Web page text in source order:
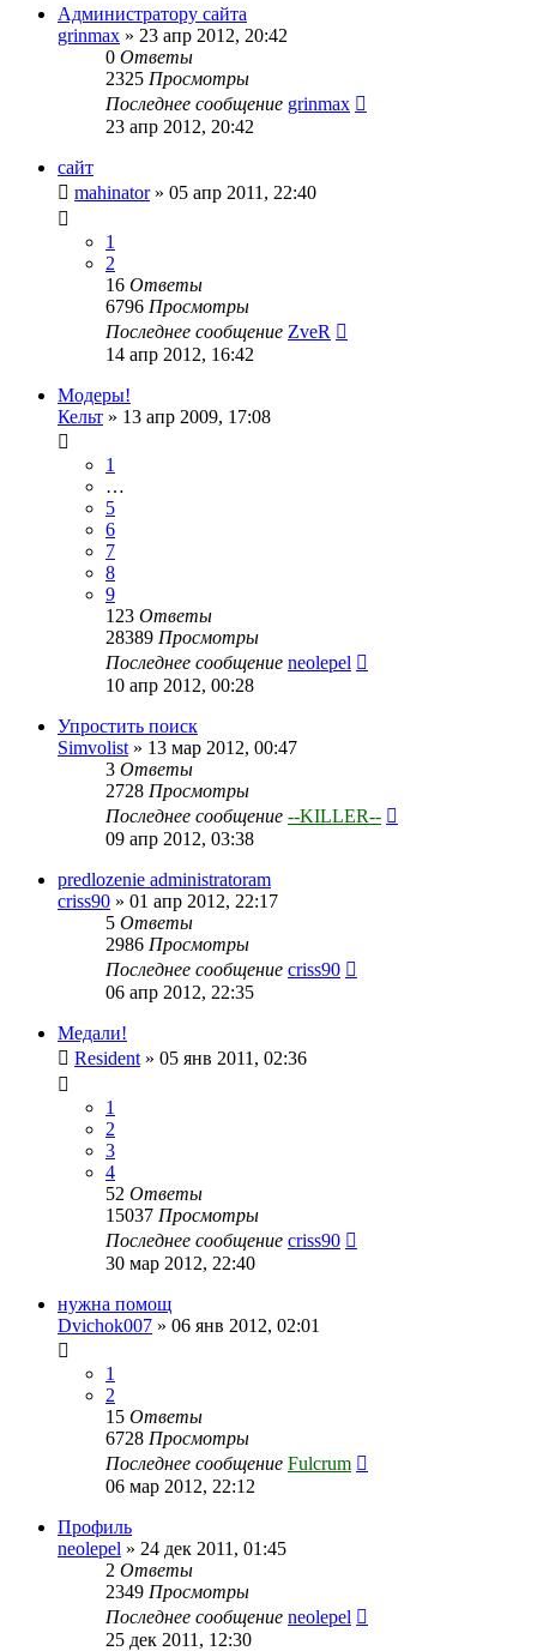
Администратору сайта
grinmax » 23 апр 2012, 20:42
0 Ответы
2325 Просмотры
Последнее сообщение grinmax
23 апр 2012, 20:42
сайт
mahinator» 05 апр 2011, 22:40
1
2
16 Ответы
6796 Просмотры
Последнее сообщение ZveR
14 апр 2012, 16:42
Модеры!
Кельт » 13 апр 2009, 17:08
1
…
5
6
7
8
9
123 Ответы
28389 Просмотры
Последнее сообщение neolepel
10 апр 2012, 00:28
Упростить поиск
Simvolist » 13 мар 2012, 00:47
3 Ответы
2728 Просмотры
Последнее сообщение --KILLER--
09 апр 2012, 03:38
predlozenie administratoram
criss90 » 01 апр 2012, 22:17
5 Ответы
2986 Просмотры
Последнее сообщение criss90
06 апр 2012, 22:35
Медали!
Resident » 05 янв 2011, 02:36
1
2
3
4
52 Ответы
15037 Просмотры
Последнее сообщение criss90
30 мар 2012, 22:40
нужна помощ
Dvichok007 » 06 янв 2012, 02:01
1
2
15 Ответы
6728 Просмотры
Последнее сообщение Fulcrum
06 мар 2012, 22:12
Профиль
neolepel » 24 дек 2011, 01:45
2 Ответы
2349 Просмотры
Последнее сообщение neolepel
25 дек 2011, 12:30